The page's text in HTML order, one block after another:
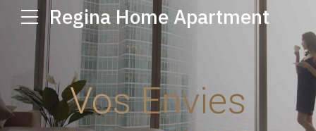
Regina Home Apartment
Vos Envies